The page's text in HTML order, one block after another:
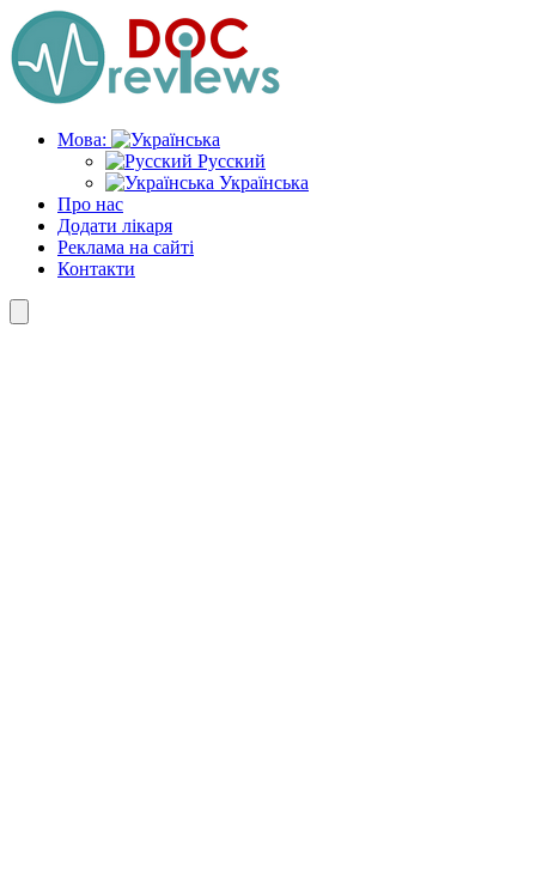
Skip
to
the
content
Мова:
Русский
Українська
Про нас
Додати лікаря
Реклама на сайті
Контакти